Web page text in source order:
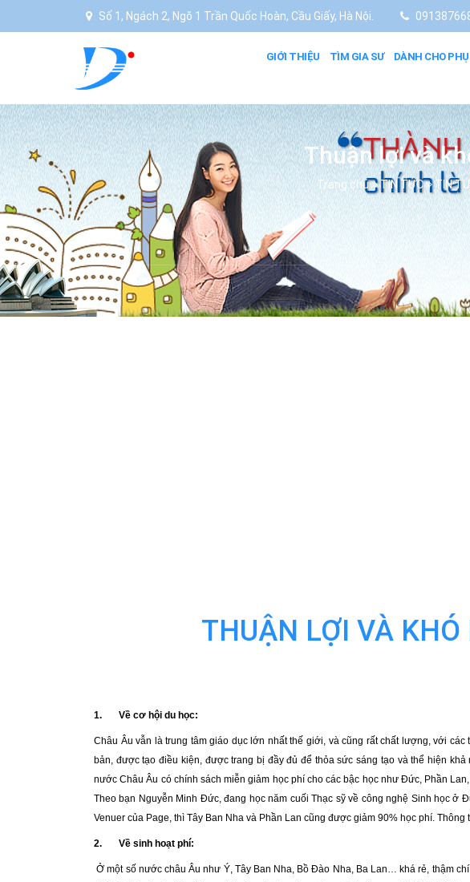
Số 1, Ngách 2, Ngõ 1 Trần Quốc Hoàn, Cầu Giấy, Hà Nội.
GIỚI THIỆU TÌM GIA SƯ DÀNH CHO
Thuận lợi và
Trang chủ TIN TỨC TIN
THUẬN LỢI VÀ
1. Về cơ hội du học:
Châu Âu vẫn là trung tâm giáo dục lớn nhất thế giới, và cũng rất chất lượng, với
bản, được tạo điều kiện, được trang bị đầy đủ để thỏa sức sáng tạo và thể hiện
nước Châu Âu có chính sách miễn giảm học phí cho các bậc học như Đức, Phần
Theo bạn Nguyễn Minh Đức, đang học năm cuối Thạc sỹ về công nghệ Sinh học
Venuer của Page, thì Tây Ban Nha và Phần Lan cũng được giảm 90% học phí.
2. Về sinh hoạt phí:
Ở một số nước châu Âu như Ý, Tây Ban Nha, Bồ Đào Nha, Ba Lan… khá rẻ, thậm